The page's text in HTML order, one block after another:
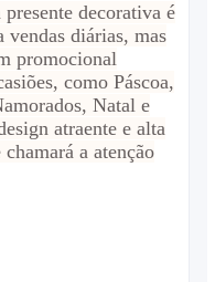
decorativa é
vendas diárias, mas
promocional
como Páscoa,
Natal e
atraente e alta
a atenção